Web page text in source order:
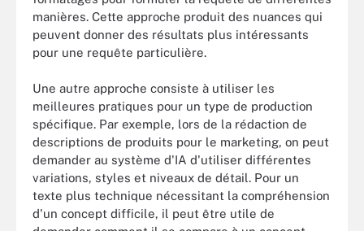
manières. Cette approche produit des nuances qui
peuvent donner des résultats plus intéressants
pour une requête particulière.
Une autre approche consiste à utiliser les
meilleures pratiques pour un type de production
spécifique. Par exemple, lors de la rédaction de
descriptions de produits pour le marketing, on peut
demander au système d'IA d'utiliser différentes
variations, styles et niveaux de détail. Pour un
texte plus technique nécessitant la compréhension
d'un concept difficile, il peut être utile de